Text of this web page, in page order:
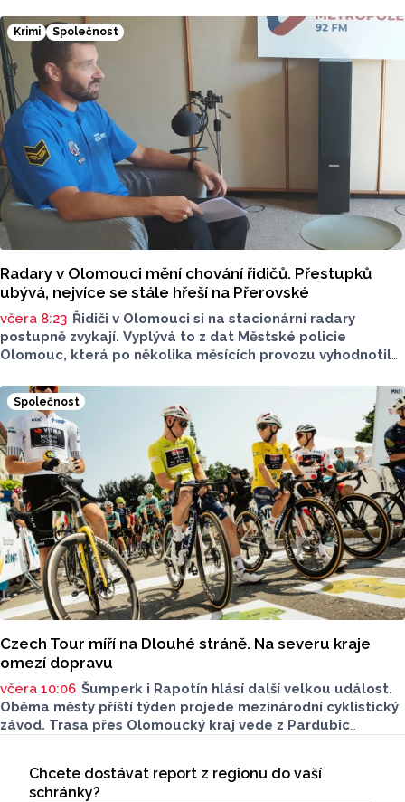
nebo o víkendu grilovat. Zpřehlednit tyto informace
má nová letní mikroaplikace "Kde pečou makrely?“
Krimi Společnost
Radary v Olomouci mění chování řidičů. Přestupků
ubývá, nejvíce se stále hřeší na Přerovské
včera 8:23 Řidiči v Olomouci si na stacionární radary
postupně zvykají. Vyplývá to z dat Městské policie
Olomouc, která po několika měsících provozu vyhodnotila
zaznamenaných přestupků zde oproti prvním měsícům
výrazně klesl, v některých lokalitách až o polovinu.
O dopravě, ale i o případech, která musela Městská
policie Olomouc (MPO) řešit mluvil v pocastu Radia
Metropole s Tomášem Gottwaldem mluvčí MPO Petr
Čunderle.
Společnost
Czech Tour míří na Dlouhé stráně. Na severu kraje
omezí dopravu
včera 10:06 Šumperk i Rapotín hlásí další velkou událost.
Oběma městy příští týden projede mezinárodní cyklistický
závod. Trasa přes Olomoucký kraj vede z Pardubic
Odběr newsletteru
Chcete dostávat report z regionu do vaší
schránky?